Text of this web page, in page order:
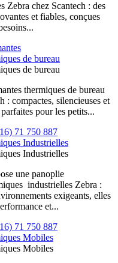
Zebra chez Scantech : des
et fiables, conçues
de bureau
de bureau
thermiques de bureau
: compactes, silencieuses et
pour les petits...
71 750 887
Industrielles
Industrielles
une panoplie
industrielles Zebra :
exigeants, elles
et...
71 750 887
Mobiles
Mobiles